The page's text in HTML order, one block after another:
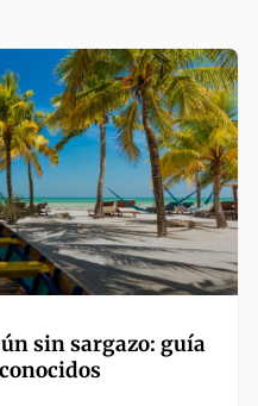
sin sargazo: guía